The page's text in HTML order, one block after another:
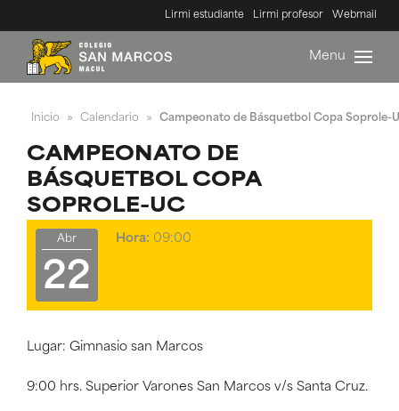
Lirmi estudiante Lirmi profesor Webmail
Menu
Inicio » Calendario » Campeonato de Básquetbol Copa Soprole-
CAMPEONATO DE
BÁSQUETBOL COPA
SOPROLE-UC
Abr
22
Hora: 09:00
Lugar: Gimnasio san Marcos
9:00 hrs. Superior Varones San Marcos v/s Santa Cruz.